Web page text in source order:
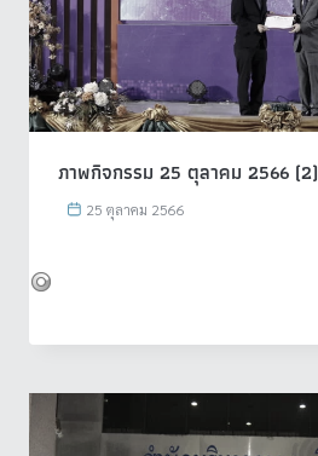
ภาพกิจกรรม 25 ตุลาคม 2566 (2)
25 ตุลาคม 2566